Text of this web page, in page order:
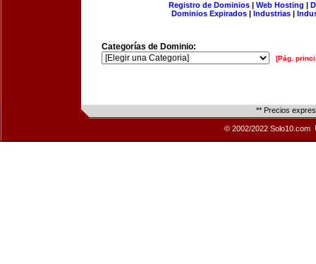
Registro de Dominios| Web Hosting |
Dominios Expirados | Industrias |
Categorías de Dominio:
[Pág.
** Precios
© 2002/2022 Solo10.com